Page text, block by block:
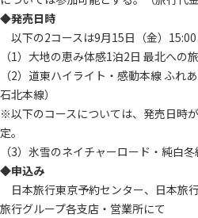
◆発売日時
以下の2コースは9月15日（金）15:00
（1）大地の恵み体感1泊2日 最北への
（2）道東ハイライト・感動本線 ふれ
石北本線）
※以下のコースについては、発売日時
定。
（3）氷雪のネイチャーロード・純白
◆申込み
日本旅行東京予約センター、日本旅
旅行グループ各支店・営業所にて